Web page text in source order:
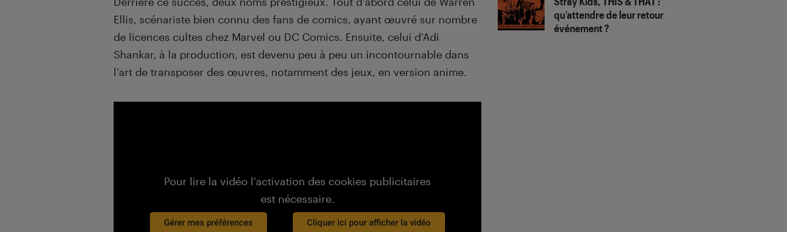
Ellis, scénariste bien connu des fans de comics, ayant œuvré sur nombre
de licences cultes chez Marvel ou DC Comics. Ensuite, celui d’Adi
Shankar, à la production, est devenu peu à peu un incontournable dans
l’art de transposer des œuvres, notamment des jeux, en version anime.
Pour lire la vidéo l’activation des cookies publicitaires
est nécessaire.
Gérer mes préférences Cliquer ici pour afficher la vidéo
qu’attendre de leur retour
événement ?